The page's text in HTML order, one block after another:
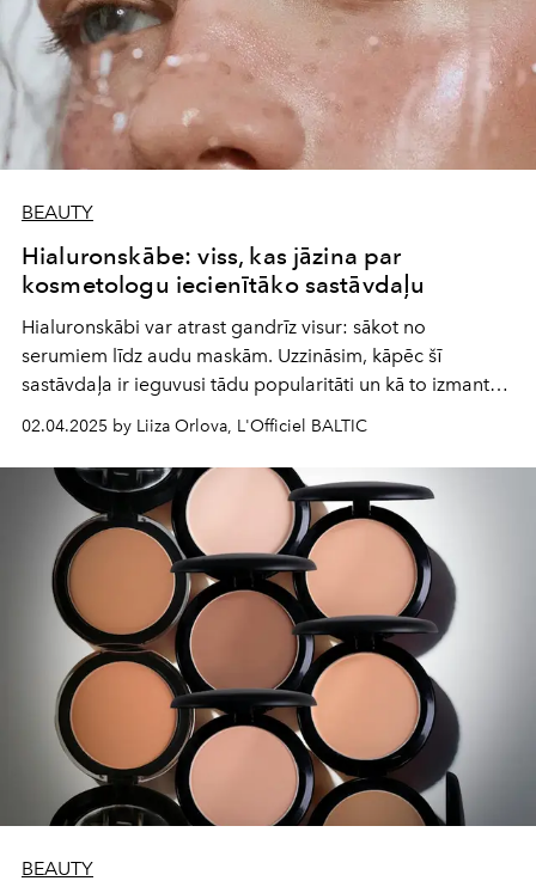
BEAUTY
Hialuronskābe: viss, kas jāzina par
kosmetologu iecienītāko sastāvdaļu
Hialuronskābi var atrast gandrīz visur: sākot no
serumiem līdz audu maskām. Uzzināsim, kāpēc šī
sastāvdaļa ir ieguvusi tādu popularitāti un kā to izmantot,
02.04.2025 by Liiza Orlova, L'Officiel BALTIC
BEAUTY